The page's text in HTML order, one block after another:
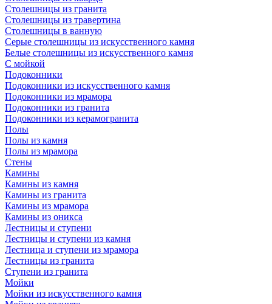
Столешницы из гранита
Столешницы из травертина
Столешницы в ванную
Серые столешницы из искусственного камня
Белые столешницы из искусственного камня
С мойкой
Подоконники
Подоконники из искусственного камня
Подоконники из мрамора
Подоконники из гранита
Подоконники из керамогранита
Полы
Полы из камня
Полы из мрамора
Стены
Камины
Камины из камня
Камины из гранита
Камины из мрамора
Камины из оникса
Лестницы и ступени
Лестницы и ступени из камня
Лестница и ступени из мрамора
Лестницы из гранита
Ступени из гранита
Мойки
Мойки из искусственного камня